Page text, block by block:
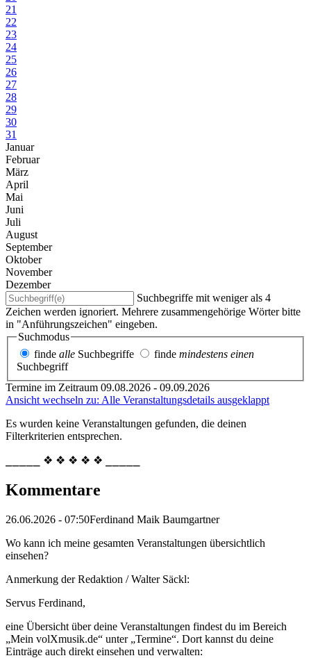
21
22
23
24
25
26
27
28
29
30
31
Januar
Februar
März
April
Mai
Juni
Juli
August
September
Oktober
November
Dezember
Suchbegriffe mit weniger als 4
Zeichen werden ignoriert. Mehrere zusammengehörige Wörter bitte
in "Anführungszeichen" eingeben.
Suchmodus
finde alle Suchbegriffe finde mindestens einen
Suchbegriff
Termine im Zeitraum 09.08.2026 - 09.09.2026
Ansicht wechseln zu: Alle Veranstaltungsdetails ausgeklappt
Es wurden keine Veranstaltungen gefunden, die deinen
Filterkriterien entsprechen.
⎯⎯⎯⎯⎯ ❖ ❖ ❖ ❖ ❖ ⎯⎯⎯⎯⎯
Kommentare
26.06.2026 - 07:50Ferdinand Maik Baumgartner
Wo kann ich meine gesamten Veranstaltungen übersichtlich
einsehen?
Anmerkung der Redaktion /Walter Säckl:
Servus Ferdinand,
eine Übersicht über deine Veranstaltungen findest du im Bereich
„Mein volXmusik.de“ unter „Termine“. Dort kannst du deine
Einträge auch direkt einsehen und verwalten: